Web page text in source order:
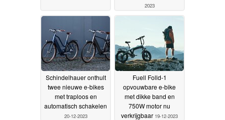
2023
Schindelhauer onthult
twee nieuwe e-bikes
met traploos en
automatisch schakelen
20-12-2023
Fuell Folld-1
opvouwbare e-bike
met dikke band en
750W motor nu
verkrijgbaar 19-12-2023